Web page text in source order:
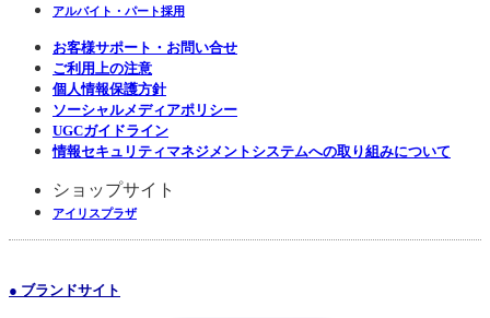
アルバイト・パート採用
お客様サポート・お問い合せ
ご利用上の注意
個人情報保護方針
ソーシャルメディアポリシー
UGCガイドライン
情報セキュリティマネジメントシステムへの取り組みについて
ショップサイト
アイリスプラザ
● ブランドサイト